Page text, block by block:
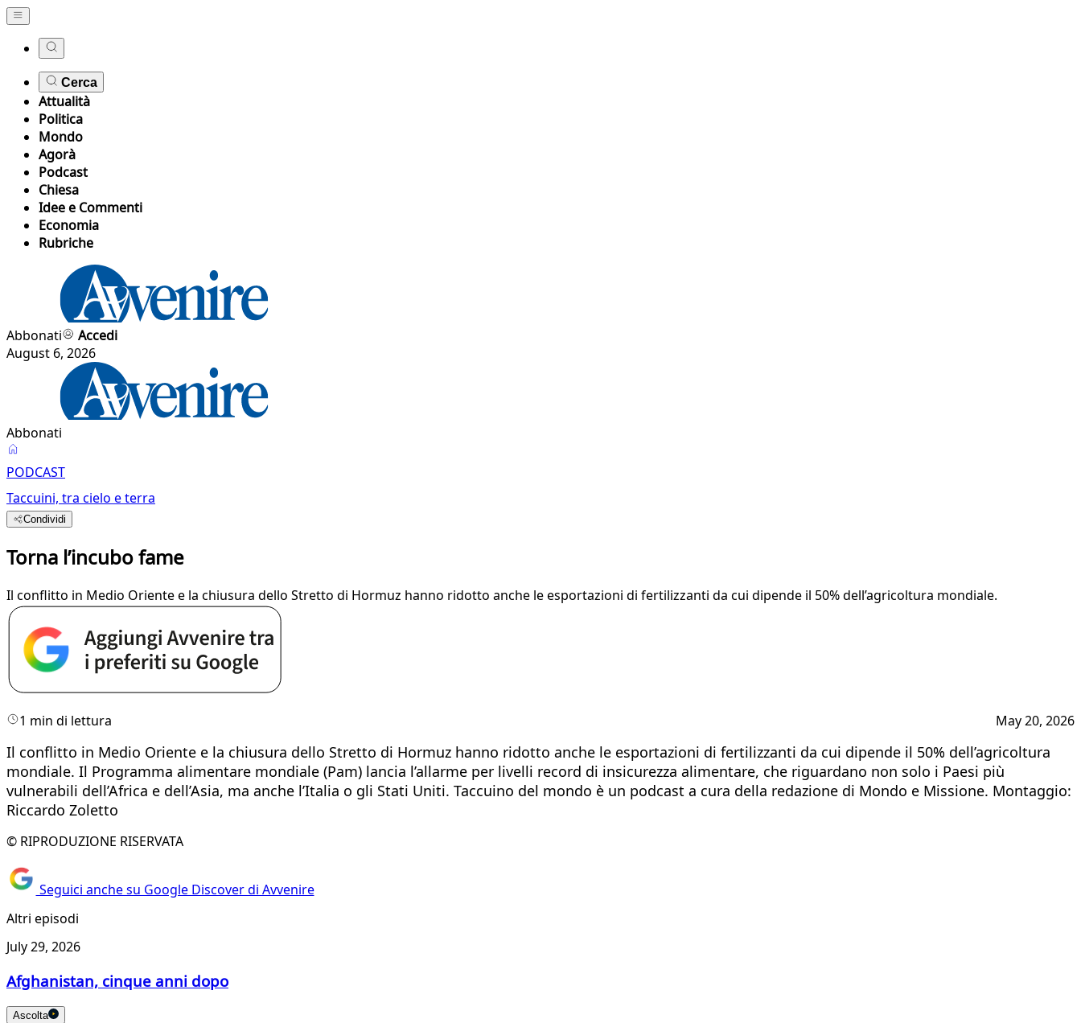
Cerca
Attualità
Politica
Mondo
Agorà
Podcast
Chiesa
Idee e Commenti
Economia
Rubriche
Abbonati
Accedi
August 6, 2026
Abbonati
PODCAST
Taccuini, tra cielo e terra
Condividi
Torna l’incubo fame
Il conflitto in Medio Oriente e la chiusura dello Stretto di Hormuz hanno ridotto anche le esportazioni di fertilizzanti da cui dipende il 50% dell’agricoltura mondiale.
1 min di lettura May 20, 2026
Il conflitto in Medio Oriente e la chiusura dello Stretto di Hormuz hanno ridotto anche le esportazioni di fertilizzanti da cui dipende il 50% dell’agricoltura
mondiale. Il Programma alimentare mondiale (Pam) lancia l’allarme per livelli record di insicurezza alimentare, che riguardano non solo i Paesi più
vulnerabili dell’Africa e dell’Asia, ma anche l’Italia o gli Stati Uniti. Taccuino del mondo è un podcast a cura della redazione di Mondo e Missione. Montaggio:
Riccardo Zoletto
© RIPRODUZIONE RISERVATA
Seguici anche su Google Discover di Avvenire
Altri episodi
July 29, 2026
Afghanistan, cinque anni dopo
Ascolta